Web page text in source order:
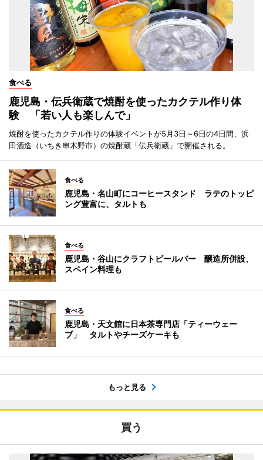
食べる
鹿児島・伝兵衛蔵で焼酎を使ったカクテル作り体
験 「若い人も楽しんで」
焼酎を使ったカクテル作りの体験イベントが5月3日～6日の4日間、浜
田酒造（いちき串木野市）の焼酎蔵「伝兵衛蔵」で開催される。
食べる
鹿児島・名山町にコーヒースタンド ラテのトッピ
ング豊富に、タルトも
食べる
鹿児島・谷山にクラフトビールバー 醸造所併設、
スペイン料理も
食べる
鹿児島・天文館に日本茶専門店「ティーウェー
ブ」 タルトやチーズケーキも
もっと見る
買う